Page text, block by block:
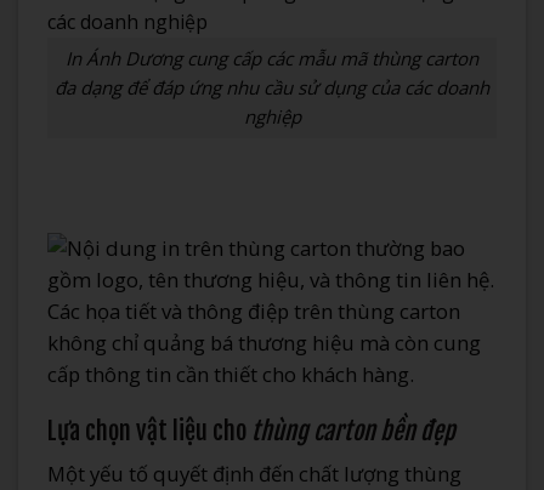
In Ánh Dương cung cấp các mẫu mã thùng carton
đa dạng để đáp ứng nhu cầu sử dụng của các doanh
nghiệp
Lựa chọn vật liệu cho thùng carton bền đẹp
Một yếu tố quyết định đến chất lượng thùng